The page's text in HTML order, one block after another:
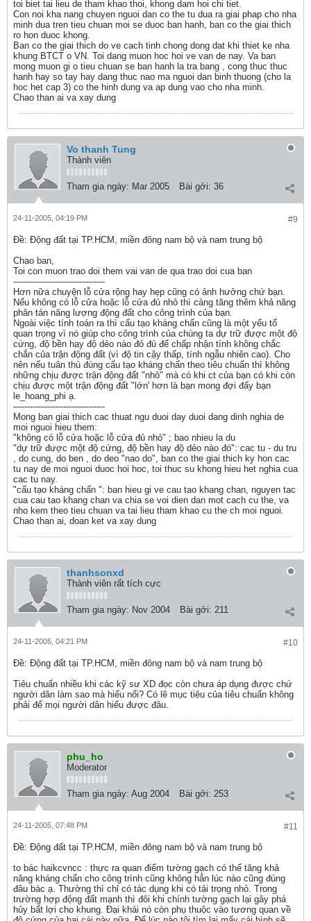
toi biet tai lieu de tham khao thoi, khong dam hoi chi tiet.
Con noi kha nang chuyen nguoi dan co the tu dua ra giai phap cho nha
minh dua tren tieu chuan moi se duoc ban hanh, ban co the giai thich
ro hon duoc khong.
Ban co the giai thich do ve cach tinh chong dong dat khi thiet ke nha
khung BTCT o VN. Toi dang muon hoc hoi ve van de nay. Va ban
mong muon gi o tieu chuan se ban hanh la tra bang , cong thuc thuc
hanh hay so tay hay dang thuc nao ma nguoi dan binh thuong (cho la
hoc het cap 3) co the hinh dung va ap dung vao cho nha minh.
Chao than ai va xay dung
Vo thanh Tung
Thành viên
Tham gia ngày: Mar 2005 Bài gởi: 36
#9
24-11-2005, 04:19 PM
Ðề: Động đất tại TP.HCM, miền đông nam bộ và nam trung bộ
Chao ban,
Toi con muon trao doi them vai van de qua trao doi cua ban
---------------------------------
Hơn nữa chuyện lỗ cửa rộng hay hẹp cũng có ảnh hưởng chứ bạn.
Nếu không có lỗ cửa hoặc lỗ cửa đủ nhỏ thì càng tăng thêm khả năng
phân tán năng lượng động đất cho công trình của bạn.
Ngoài việc tính toán ra thì cấu tạo kháng chấn cũng là một yếu tố
quan trọng vì nó giúp cho công trình của chúng ta dự trữ được một độ
cứng, độ bền hay độ dẻo nào đó đủ để chấp nhận tính không chắc
chắn của trận động đất (vì độ tin cậy thấp, tính ngẫu nhiên cao). Cho
nên nếu tuân thủ đúng cấu tạo kháng chấn theo tiêu chuẩn thì không
những chịu được trận động đất "nhỏ" mà có khi ct của bạn có khi còn
chịu được một trận động đất "lớn' hơn là bạn mong đợi đấy bạn
le_hoang_phi ạ.
---------------------------------
Mong ban giai thich cac thuat ngu duoi day duoi dang dinh nghia de
moi nguoi hieu them:
"không có lỗ cửa hoặc lỗ cửa đủ nhỏ" ; bao nhieu la du
"dự trữ được một độ cứng, độ bền hay độ dẻo nào đó": cac tu - du tru
, do cung, do ben , do deo "nao do", ban co the giai thich ky hon cac
tu nay de moi nguoi duoc hoi hoc, toi thuc su khong hieu het nghia cua
cac tu nay.
"cấu tạo kháng chấn ": ban hieu gi ve cau tao khang chan, nguyen tac
cua cau tao khang chan va chia se voi dien dan mot cach cu the, va
nho kem theo tieu chuan va tai lieu tham khao cu the ch moi nguoi.
Chao than ai, doan ket va xay dung
thanhsonxd
Thành viên rất tích cực
Tham gia ngày: Nov 2004 Bài gởi: 211
#10
24-11-2005, 04:21 PM
Ðề: Động đất tại TP.HCM, miền đông nam bộ và nam trung bộ
Tiêu chuẩn nhiều khi các kỹ sư XD đọc còn chưa áp dụng được chứ
người dân làm sao mà hiểu nổi? Có lẽ mục tiêu của tiêu chuẩn không
phải để mọi người dân hiểu được đâu.
phu_ho
Moderator
Tham gia ngày: Aug 2004 Bài gởi: 253
#11
24-11-2005, 07:48 PM
Ðề: Động đất tại TP.HCM, miền đông nam bộ và nam trung bộ
to bác haikcvncc : thực ra quan điểm tường gạch có thể tăng khả
năng kháng chấn cho công trình cũng không hẳn lúc nào cũng đúng
đâu bác ạ. Thường thì chỉ có tác dụng khi có tải trọng nhỏ. Trong
trường hợp động đất mạnh thì đôi khi chính tường gạch lại gây phá
hủy bất lợi cho khung. Đại khái nó còn phụ thuộc vào tương quan về